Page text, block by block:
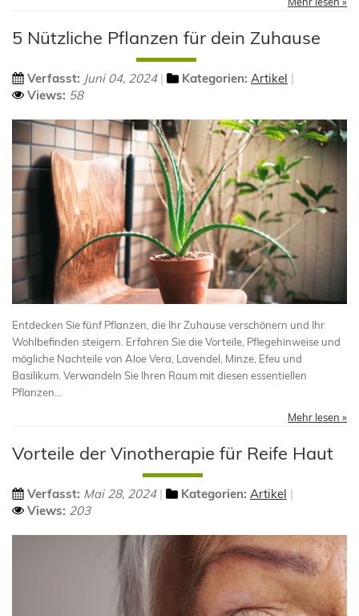
5 Nützliche Pflanzen für dein Zuhause
Verfasst: Juni 04, 2024 Kategorien: Artikel
Views: 58
Entdecken Sie fünf Pflanzen, die Ihr Zuhause verschönern und Ihr
Wohlbefinden steigern. Erfahren Sie die Vorteile, Pflegehinweise und
mögliche Nachteile von Aloe Vera, Lavendel, Minze, Efeu und
Basilikum. Verwandeln Sie Ihren Raum mit diesen essentiellen
Pflanzen...
Mehr lesen »
Vorteile der Vinotherapie für Reife Haut
Verfasst: Mai 28, 2024 Kategorien: Artikel
Views: 203